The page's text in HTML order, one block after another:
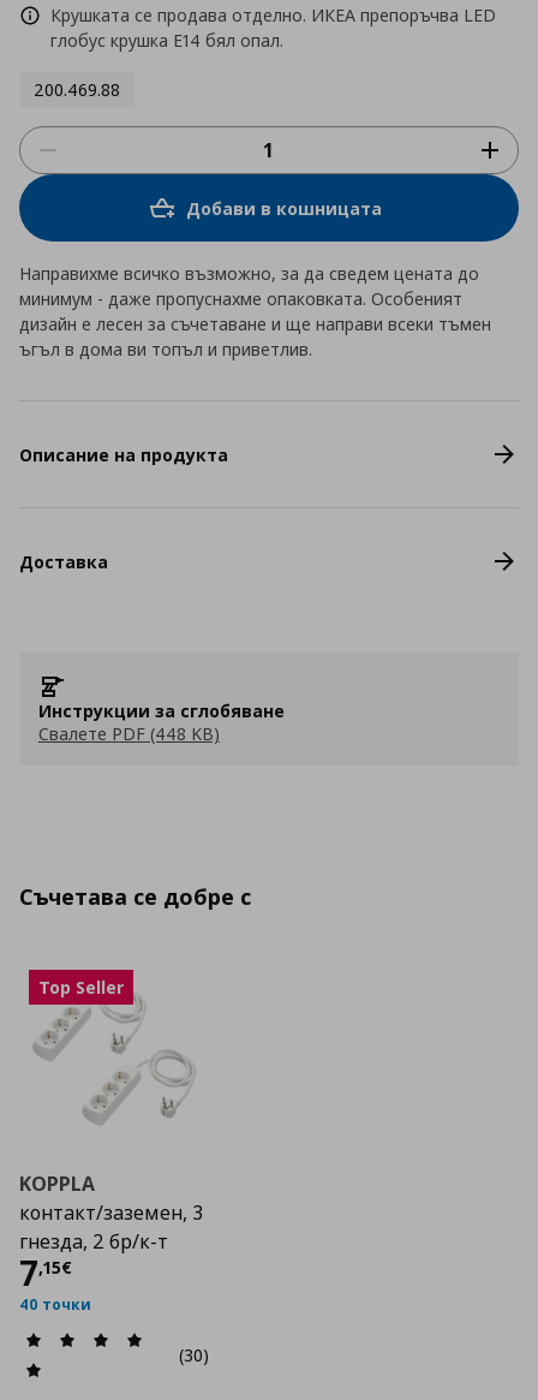
Крушката се продава отделно. ИКЕА препоръчва LED
глобус крушка E14 бял опал.
200.469.88
Добави в кошницата
Направихме всичко възможно, за да сведем цената до
минимум - даже пропуснахме опаковката. Особеният
дизайн е лесен за съчетаване и ще направи всеки тъмен
ъгъл в дома ви топъл и приветлив.
Описание на продукта
Доставка
Инструкции за сглобяване
Свалете PDF (448 KB)
Съчетава се добре с
Top Seller
KOPPLA
контакт/заземен, 3
гнезда, 2 бр/к-т
7,15€
Цена
40 точки
(30)